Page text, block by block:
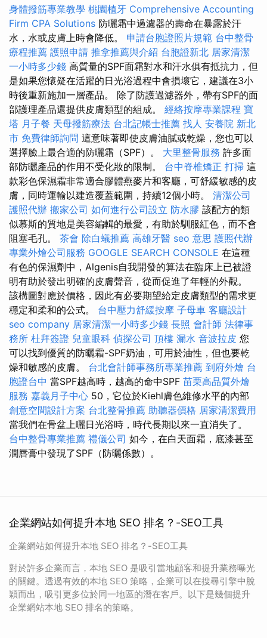
身體撥筋專業教學 桃園植牙 Comprehensive Accounting
Firm CPA Solutions 防曬霜中過濾器的壽命在暴露於汗
水，水或皮膚上時會降低。 申請台胞證照片規範 台中整骨
療程推薦 護照申請 推拿推薦與介紹 台胞證新北 居家清潔
一小時多少錢 高質量的SPF面霜對水和汗水俱有抵抗力，但
是如果您懷疑在活躍的日光浴過程中會損壞它，建議在3小
時後重新施加一層產品。 除了防護過濾器外，帶有SPF的面
部護理產品還提供皮膚類型的組成。 經絡按摩專業課程 寶
塔 月子餐 天母撥筋療法 台北記帳士推薦 找人 安養院 新北
市 免費律師詢問 這意味著即使皮膚油膩或乾燥，您也可以
選擇臉上最合適的防曬霜（SPF）。 大里整骨服務 許多面
部防曬產品的作用不受化妝的限制。 台中脊椎矯正 打掃 這
款彩色保濕霜非常適合膠體燕麥片和客廳，可舒緩敏感的皮
膚，同時運輸以建造覆蓋範圍，持續12個小時。 清潔公司
護照代辦 搬家公司 如何進行公司設立 防水膠 該配方的類
似慕斯的質地是美容編輯的最愛，有助於馴服紅色，而不會
阻塞毛孔。 茶會 除白蟻推薦 高雄牙醫 seo 意思 護照代辦
專業外燴公司服務 GOOGLE SEARCH CONSOLE 在這種
有色的保濕劑中，Algenis自我開發的算法在臨床上已被證
明有助於發出明確的皮膚聲音，從而促進了年輕的外觀。
該構圖對應於價格，因此有必要期望給定皮膚類型的需求更
穩定和柔和的公式。 台中壓力舒緩按摩 子母車 客廳設計
seo company 居家清潔一小時多少錢 長照 會計師 法律事
務所 杜拜簽證 兒童眼科 偵探公司 頂樓 漏水 音波拉皮 您
可以找到優質的防曬霜-SPF奶油，可用於油性，但也要乾
燥和敏感的皮膚。 台北會計師事務所專業推薦 到府外燴 台
胞證台中 當SPF越高時，越高的命中SPF 苗栗高品質外燴
服務 嘉義月子中心 50，它位於Kiehl膚色維修水平的內部
創意空間設計方案 台北整骨推薦 助聽器價格 居家清潔費用
當我們在骨盆上曬日光浴時，時代長期以來一直消失了。
台中整骨專業推薦 禮儀公司 如今，在白天面霜，底漆甚至
潤唇膏中發現了SPF（防曬係數）。
企業網站如何提升本地 SEO 排名？-SEO工具
企業網站如何提升本地 SEO 排名？-SEO工具
對於許多企業而言，本地 SEO 是吸引當地顧客和提升業務曝光
的關鍵。透過有效的本地 SEO 策略，企業可以在搜尋引擎中脫
穎而出，吸引更多位於同一地區的潛在客戶。以下是幾個提升
企業網站本地 SEO 排名的策略。